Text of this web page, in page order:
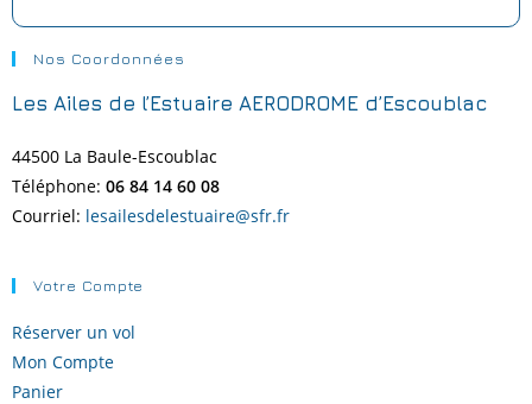
Nos Coordonnées
Les Ailes de l’Estuaire AERODROME d’Escoublac
44500 La Baule-Escoublac
Téléphone: 06 84 14 60 08
Courriel: lesailesdelestuaire@sfr.fr
Votre Compte
Réserver un vol
Mon Compte
Panier